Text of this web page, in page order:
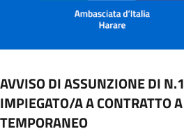
AVVISO DI ASSUNZIONE DI N.1
IMPIEGATO/A A CONTRATTO A
TEMPORANEO